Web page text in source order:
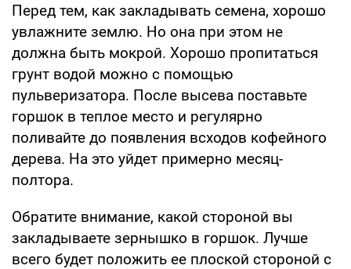
Перед тем, как закладывать семена, хорошо
увлажните землю. Но она при этом не
должна быть мокрой. Хорошо пропитаться
грунт водой можно с помощью
пульверизатора. После высева поставьте
горшок в теплое место и регулярно
поливайте до появления всходов кофейного
дерева. На это уйдет примерно месяц-
полтора.
Обратите внимание, какой стороной вы
закладываете зернышко в горшок. Лучше
всего будет положить ее плоской стороной с